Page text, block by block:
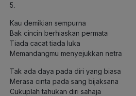
5.
Kau demikian sempurna
Bak cincin berhiaskan permata
Tiada cacat tiada luka
Memandangmu menyejukkan netra
Tak ada daya pada diri yang biasa
Merasa cinta pada sang bijaksana
Cukuplah tahukan diri sahaja